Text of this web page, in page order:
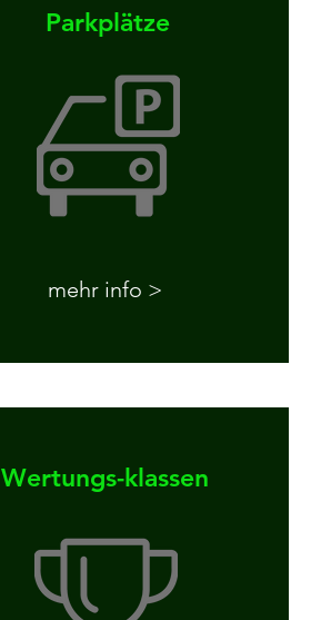
Parkplätze
mehr info >
Wertungs-klassen